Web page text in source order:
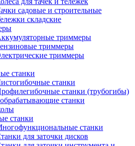
садовые и строительные
складские
триммеры
триммеры
триммеры
станки
станки
станки (трубогибы)
станки
станки
станки
для заточки дисков